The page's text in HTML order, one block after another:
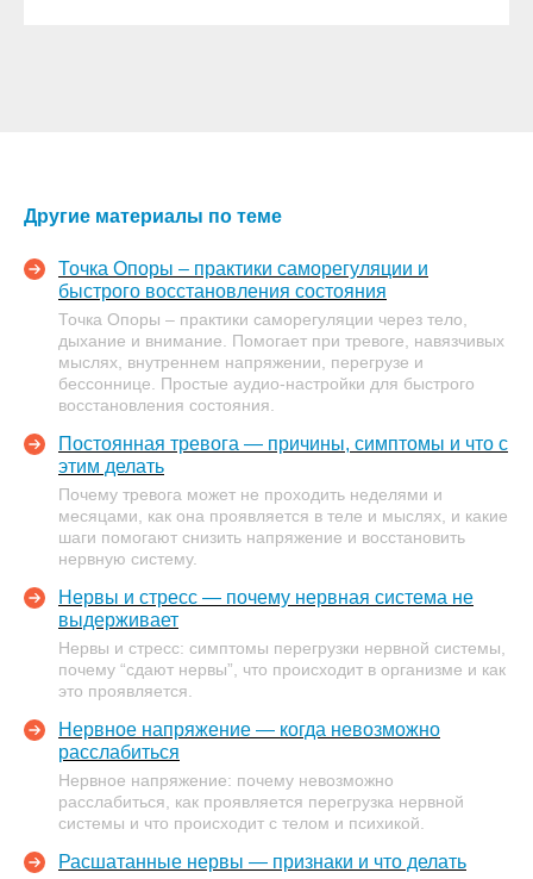
Другие материалы по теме
Точка Опоры – практики саморегуляции и
быстрого восстановления состояния
Точка Опоры – практики саморегуляции через тело,
дыхание и внимание. Помогает при тревоге, навязчивых
мыслях, внутреннем напряжении, перегрузе и
бессоннице. Простые аудио-настройки для быстрого
восстановления состояния.
Постоянная тревога — причины, симптомы и что с
этим делать
Почему тревога может не проходить неделями и
месяцами, как она проявляется в теле и мыслях, и какие
шаги помогают снизить напряжение и восстановить
нервную систему.
Нервы и стресс — почему нервная система не
выдерживает
Нервы и стресс: симптомы перегрузки нервной системы,
почему “сдают нервы”, что происходит в организме и как
это проявляется.
Нервное напряжение — когда невозможно
расслабиться
Нервное напряжение: почему невозможно
расслабиться, как проявляется перегрузка нервной
системы и что происходит с телом и психикой.
Расшатанные нервы — признаки и что делать